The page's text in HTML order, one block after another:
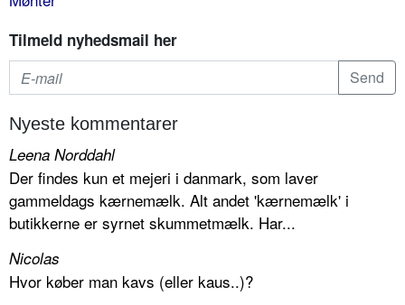
Tilmeld nyhedsmail her
Nyeste kommentarer
Leena Norddahl
Der findes kun et mejeri i danmark, som laver
gammeldags kærnemælk. Alt andet 'kærnemælk' i
butikkerne er syrnet skummetmælk. Har...
Nicolas
Hvor køber man kavs (eller kaus..)?